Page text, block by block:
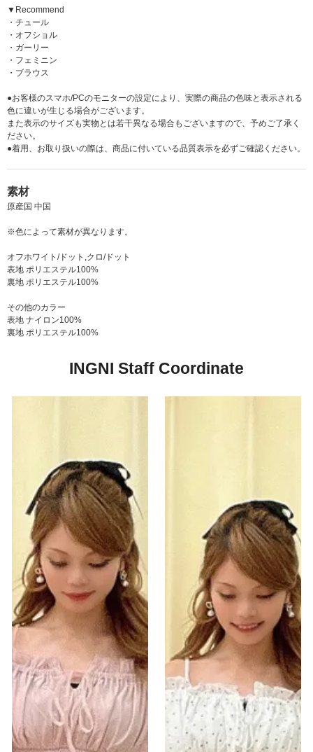
▼Recommend
・チュール
・オフショル
・ガーリー
・フェミニン
・ブラウス
●お客様のスマホ/PCのモニターの設定により、実際の商品の色味と表示される
色に違いが生じる場合がございます。
また表示のサイズも実物とは若干異なる場合もございますので、予めご了承く
ださい。
●着用、お取り扱いの際は、商品に付いている品質表示を必ずご確認ください。
素材
原産国 中国
※色によって素材が異なります。
オフホワイト/ドット,クロ/ドット
表地 ポリエステル100%
裏地 ポリエステル100%
その他のカラー
表地 ナイロン100%
裏地 ポリエステル100%
INGNI Staff Coordinate